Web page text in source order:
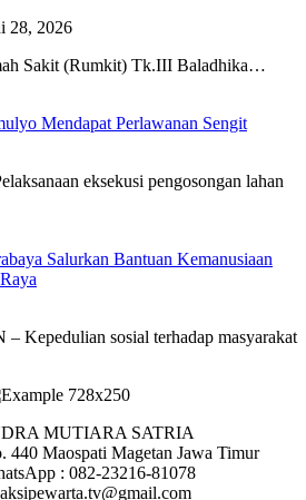
28, 2026
Sakit (Rumkit) Tk.III Baladhika…
Mendapat Perlawanan Sengit
eksekusi pengosongan lahan
Salurkan Bantuan Kemanusiaan
Kepedulian sosial terhadap masyarakat
MUTIARA SATRIA
440 Maospati Magetan Jawa Timur
: 082-23216-81078